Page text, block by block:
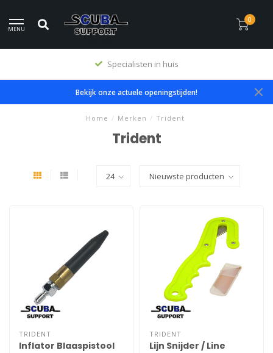
MENU
0
Specialisten in huis
Bekijk onze actuele openingstijden!
Home / Merken / Trident
Trident
TRIDENT
Inflator Blaaspistool
TRIDENT
Lijn Snijder / Line